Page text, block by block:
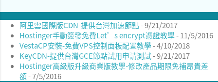
以下教學 [2] ： sudo apt install \ fcitx5
libfcitx5core-dev libfcitx5config-dev
libfcitx5utils-dev \ cmake extra-cmake-
modules gettext libfmt-dev \ git build-
essential 下載git目錄： git
clone https://github.com/openvanilla/fcitx5-
台背面圖1
阿里雲國際版CDN-提供台灣加速節點- 9/21/2017
Hostinger手動簽發免費Let’s encrypt憑證教學- 11/5/2016
VestaCP安裝-免費VPS控制面板配置教學- 4/10/2018
KeyCDN-提供台灣GCE節點試用申請測試- 9/21/2017
Hostinger高級版升級商業版教學-修改產品期限免補昂貴差
額- 7/5/2016